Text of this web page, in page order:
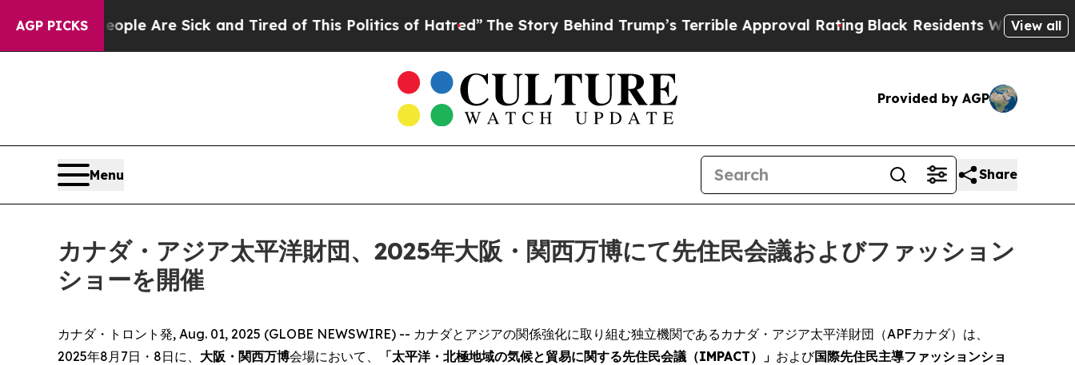
AGP PICKS
“People Are Sick and Tired of This Politics of Hatred”The Story Behind Trump’s Terrible Approval Rating Black Residents Warned ofView all
Provided by AGP
Menu Share
カナダ・アジア太平洋財団、2025年大阪・関西万博にて先住民会議およびファッション
ショーを開催
カナダ・トロント発, Aug. 01, 2025 (GLOBE NEWSWIRE) -- カナダとアジアの関係強化に取り組む独立機関であるカナダ・アジア太平洋財団（APFカナダ）は、
2025年8月7日・8日に、 大阪・関西万博会場において、 「太平洋・北極地域の気候と貿易に関する先住民会議（IMPACT）」 および国際先住民主導ファッションショ